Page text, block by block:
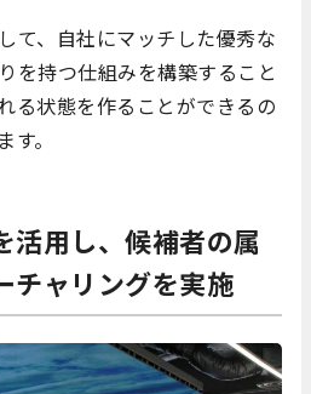
て、自社にマッチした優秀な
を持つ仕組みを構築すること
る状態を作ることができるの
。
活用し、候補者の属
チャリングを実施